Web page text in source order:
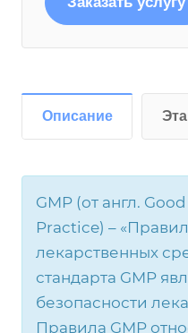
Описание
GMP (от англ.
Practice) –
лекарственных
стандарта GMP
безопасности
Правила GMP